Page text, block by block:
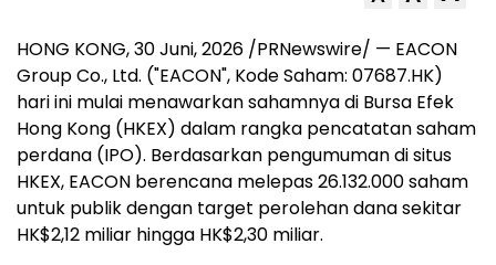
HONG KONG,30 Juni, 2026 /PRNewswire/ — EACON
Group Co., Ltd. ("EACON", Kode Saham: 07687.HK)
hari ini mulai menawarkan sahamnya di Bursa Efek
Hong Kong (HKEX) dalam rangka pencatatan saham
perdana (IPO). Berdasarkan pengumuman di situs
HKEX, EACON berencana melepas 26.132.000 saham
untuk publik dengan target perolehan dana sekitar
HK$2,12 miliar hingga HK$2,30 miliar.